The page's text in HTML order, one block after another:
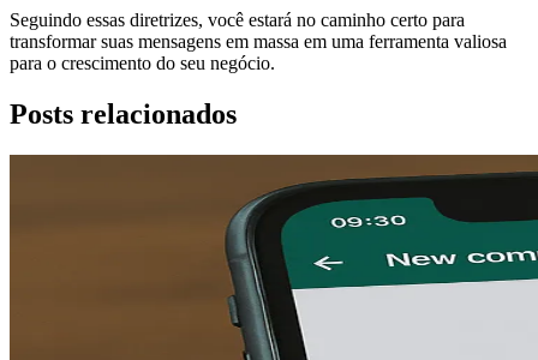
Seguindo essas diretrizes, você estará no caminho certo para
transformar suas mensagens em massa em uma ferramenta valiosa
para o crescimento do seu negócio.
Posts relacionados